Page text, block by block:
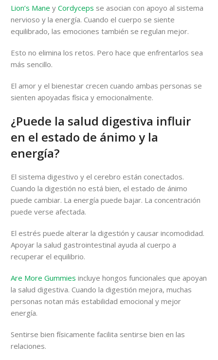
Lion’s Mane y Cordyceps se asocian con apoyo al sistema
nervioso y la energía. Cuando el cuerpo se siente
equilibrado, las emociones también se regulan mejor.
Esto no elimina los retos. Pero hace que enfrentarlos sea
más sencillo.
El amor y el bienestar crecen cuando ambas personas se
sienten apoyadas física y emocionalmente.
¿Puede la salud digestiva influir
en el estado de ánimo y la
energía?
El sistema digestivo y el cerebro están conectados.
Cuando la digestión no está bien, el estado de ánimo
puede cambiar. La energía puede bajar. La concentración
puede verse afectada.
El estrés puede alterar la digestión y causar incomodidad.
Apoyar la salud gastrointestinal ayuda al cuerpo a
recuperar el equilibrio.
Are More Gummies incluye hongos funcionales que apoyan
la salud digestiva. Cuando la digestión mejora, muchas
personas notan más estabilidad emocional y mejor
energía.
Sentirse bien físicamente facilita sentirse bien en las
relaciones.